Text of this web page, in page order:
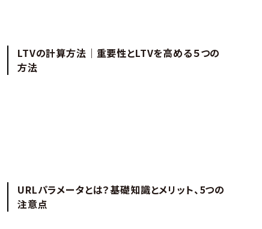
LTVの計算方法｜重要性とLTVを高める５つの
方法
URLパラメータとは？基礎知識とメリット、5つの
注意点